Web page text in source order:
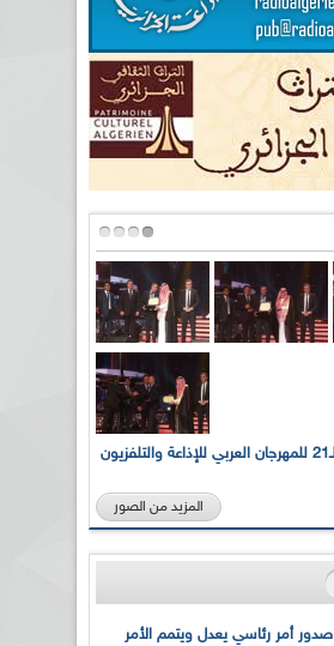
بالصور... الدورة الـ21 للمهرجان العربي للإذاعة والتلفزيون
المزيد من الصور
صدور أمر رئاسي يعدل ويتمم الأمر